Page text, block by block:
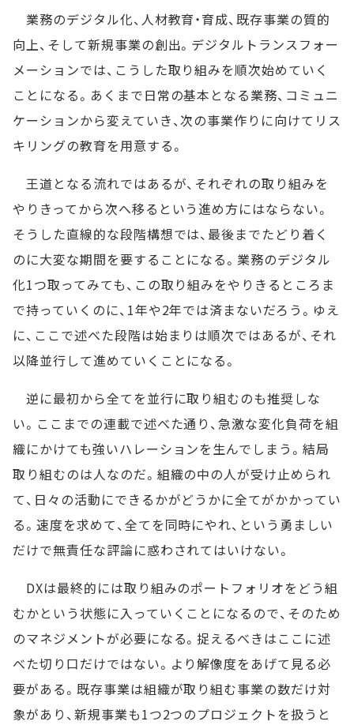
業務のデジタル化、人材教育・育成、既存事業の質的
向上、そして新規事業の創出。デジタルトランスフォー
メーションでは、こうした取り組みを順次始めていく
ことになる。あくまで日常の基本となる業務、コミュニ
ケーションから変えていき、次の事業作りに向けてリス
キリングの教育を用意する。
王道となる流れではあるが、それぞれの取り組みを
やりきってから次へ移るという進め方にはならない。
そうした直線的な段階構想では、最後までたどり着く
のに大変な期間を要することになる。業務のデジタル
化1つ取ってみても、この取り組みをやりきるところま
で持っていくのに、1年や2年では済まないだろう。ゆえ
に、ここで述べた段階は始まりは順次ではあるが、それ
以降並行して進めていくことになる。
逆に最初から全てを並行に取り組むのも推奨しな
い。ここまでの連載で述べた通り、急激な変化負荷を組
織にかけても強いハレーションを生んでしまう。結局
取り組むのは人なのだ。組織の中の人が受け止められ
て、日々の活動にできるかがどうかに全てがかかってい
る。速度を求めて、全てを同時にやれ、という勇ましい
だけで無責任な評論に惑わされてはいけない。
DXは最終的には取り組みのポートフォリオをどう組
むかという状態に入っていくことになるので、そのため
のマネジメントが必要になる。捉えるべきはここに述
べた切り口だけではない。より解像度をあげて見る必
要がある。既存事業は組織が取り組む事業の数だけ対
象があり、新規事業も1つ2つのプロジェクトを扱うと